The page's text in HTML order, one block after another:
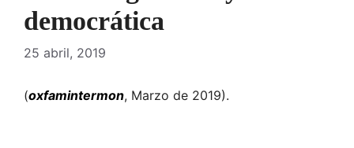
democrática
25 abril, 2019
(oxfamintermon, Marzo de 2019).